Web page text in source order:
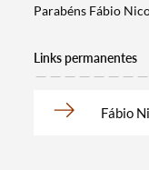
Parabéns Fábio
Links permanentes
Fábio